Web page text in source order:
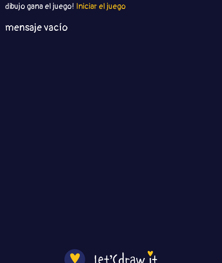
dibujo gana el juego! Iniciar el juego
mensaje vacío